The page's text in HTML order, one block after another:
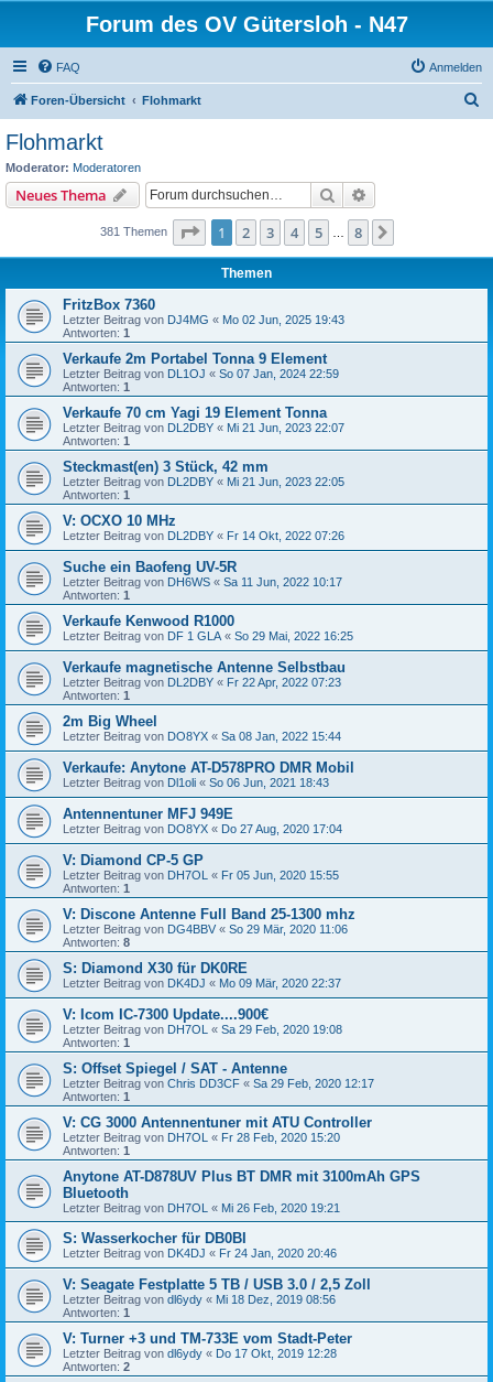
Forum des OV Gütersloh - N47
FAQ Anmelden
Foren-Übersicht Flohmarkt
Flohmarkt
Moderator: Moderatoren
Neues Thema Suche
381 Themen Seite 1von
1 2 3 4 5 8
Themen
FritzBox 7360
Letzter Beitrag von DJ4MG « Mo 02 Jun, 2025 19:43
Antworten: 1
Verkaufe 2m Portabel Tonna 9 Element
Letzter Beitrag von DL1OJ « So 07 Jan, 2024 22:59
Antworten: 1
Verkaufe 70 cm Yagi 19 Element Tonna
Letzter Beitrag von DL2DBY « Mi 21 Jun, 2023 22:07
Antworten: 1
Steckmast(en) 3 Stück, 42 mm
Letzter Beitrag von DL2DBY « Mi 21 Jun, 2023 22:05
Antworten: 1
V: OCXO 10 MHz
Letzter Beitrag von DL2DBY « Fr 14 Okt, 2022 07:26
Suche ein Baofeng UV-5R
Letzter Beitrag von DH6WS « Sa 11 Jun, 2022 10:17
Antworten: 1
Verkaufe Kenwood R1000
Letzter Beitrag von DF 1 GLA « So 29 Mai, 2022 16:25
Verkaufe magnetische Antenne Selbstbau
Letzter Beitrag von DL2DBY « Fr 22 Apr, 2022 07:23
Antworten: 1
2m Big Wheel
Letzter Beitrag von DO8YX « Sa 08 Jan, 2022 15:44
Verkaufe: Anytone AT-D578PRO DMR Mobil
Letzter Beitrag von Dl1oli « So 06 Jun, 2021 18:43
Antennentuner MFJ 949E
Letzter Beitrag von DO8YX « Do 27 Aug, 2020 17:04
V: Diamond CP-5 GP
Letzter Beitrag von DH7OL « Fr 05 Jun, 2020 15:55
Antworten: 1
V: Discone Antenne Full Band 25-1300 mhz
Letzter Beitrag von DG4BBV « So 29 Mär, 2020 11:06
Antworten: 8
S: Diamond X30 für DK0RE
Letzter Beitrag von DK4DJ « Mo 09 Mär, 2020 22:37
V: Icom IC-7300 Update....900€
Letzter Beitrag von DH7OL « Sa 29 Feb, 2020 19:08
Antworten: 1
S: Offset Spiegel / SAT - Antenne
Letzter Beitrag von Chris DD3CF « Sa 29 Feb, 2020 12:17
Antworten: 1
V: CG 3000 Antennentuner mit ATU Controller
Letzter Beitrag von DH7OL « Fr 28 Feb, 2020 15:20
Antworten: 1
Anytone AT-D878UV Plus BT DMR mit 3100mAh GPS
Bluetooth
Letzter Beitrag von DH7OL « Mi 26 Feb, 2020 19:21
S: Wasserkocher für DB0BI
Letzter Beitrag von DK4DJ « Fr 24 Jan, 2020 20:46
V: Seagate Festplatte 5 TB / USB 3.0 / 2,5 Zoll
Letzter Beitrag von dl6ydy « Mi 18 Dez, 2019 08:56
Antworten: 1
V: Turner +3 und TM-733E vom Stadt-Peter
Letzter Beitrag von dl6ydy « Do 17 Okt, 2019 12:28
Antworten: 2